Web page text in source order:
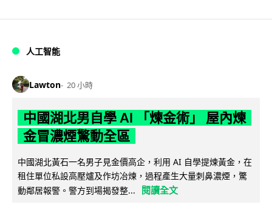
人工智能
Lawton 20 小時
中國湖北男自學 AI 「煉金術」 屋內煉
金冒濃煙驚動全區
中國湖北黃石一名男子見金價高企，利用 AI 自學提煉黃金，在
租住單位私設高壓爐及作坊冶煉，過程產生大量刺鼻濃煙，驚
動鄰居報警。警方到場揭發整...
閱讀全文